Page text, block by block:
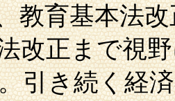
育基本法改
改正まで視
引き続く経